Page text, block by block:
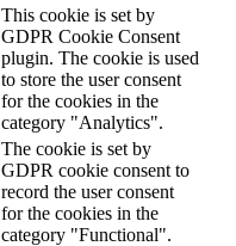
This cookie is set by
GDPR Cookie Consent
plugin. The cookie is used
to store the user consent
for the cookies in the
category "Analytics".
The cookie is set by
GDPR cookie consent to
record the user consent
for the cookies in the
category "Functional".